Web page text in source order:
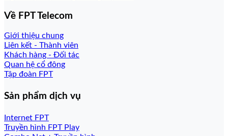
Về FPT Telecom
Giới thiệu chung
Liên kết - Thành viên
Khách hàng - Đối tác
Quan hệ cổ đông
Tập đoàn FPT
Sản phẩm dịch vụ
Internet FPT
Truyền hình FPT Play